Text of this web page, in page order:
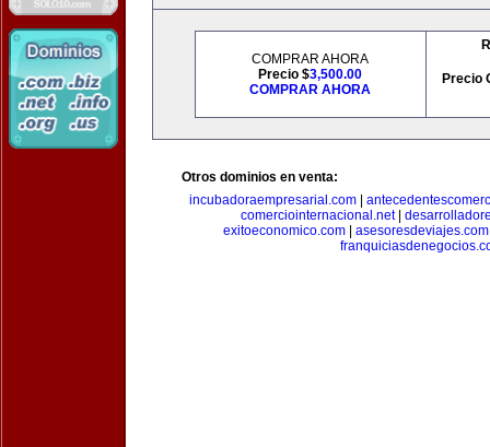
COMPRAR AHORA
Precio $3,500.00
COMPRAR AHORA
Precio
Otros dominios en venta:
incubadoraempresarial.com
comerciointernacional.net|
exitoeconomico.com| asesoresdeviajes.com